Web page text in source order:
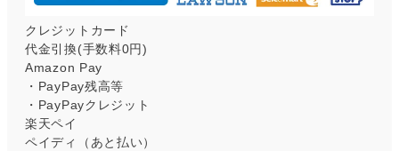
クレジットカード
代金引換(手数料0円)
Amazon Pay
・PayPay残高等
・PayPayクレジット
楽天ペイ
ペイディ（あと払い）